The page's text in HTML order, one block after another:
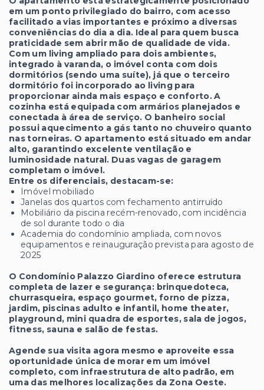
em um ponto privilegiado do bairro, com acesso
facilitado a vias importantes e próximo a diversas
conveniências do dia a dia. Ideal para quem busca
praticidade sem abrir mão de qualidade de vida.
Com um living ampliado para dois ambientes,
integrado à varanda, o imóvel conta com dois
dormitórios (sendo uma suíte), já que o terceiro
dormitório foi incorporado ao living para
proporcionar ainda mais espaço e conforto. A
cozinha está equipada com armários planejados e
conectada à área de serviço. O banheiro social
possui aquecimento a gás tanto no chuveiro quanto
nas torneiras. O apartamento está situado em andar
alto, garantindo excelente ventilação e
luminosidade natural. Duas vagas de garagem
completam o imóvel.
Entre os diferenciais, destacam-se:
Imóvel mobiliado
Janelas dos quartos com fechamento antirruído
Mobiliário da piscina recém-renovado, com incidência
de sol durante todo o dia
Academia do condomínio ampliada, com novos
equipamentos e reinauguração prevista para agosto de
2025
O Condomínio Palazzo Giardino oferece estrutura
completa de lazer e segurança: brinquedoteca,
churrasqueira, espaço gourmet, forno de pizza,
jardim, piscinas adulto e infantil, home theater,
playground, mini quadra de esportes, sala de jogos,
fitness, sauna e salão de festas.
Agende sua visita agora mesmo e aproveite essa
oportunidade única de morar em um imóvel
completo, com infraestrutura de alto padrão, em
uma das melhores localizações da Zona Oeste.